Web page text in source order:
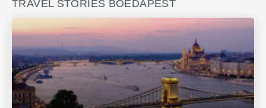
TRAVEL STORIES BOEDAPEST